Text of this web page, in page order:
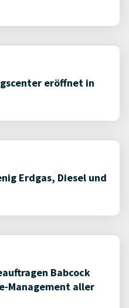
eröffnet in
Erdgas, Diesel und
Babcock
Management aller